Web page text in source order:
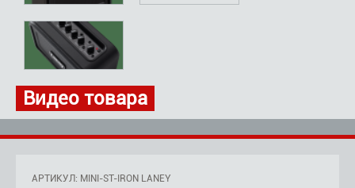
Видео товара
АРТИКУЛ: MINI-ST-IRON LANEY